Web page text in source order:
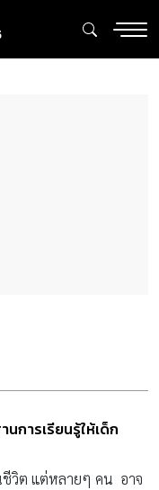
การเรียนรู้ให้เด็ก
วิต แต่หลายๆ คน อาจ